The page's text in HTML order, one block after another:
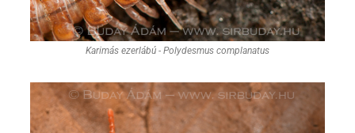
Karimás ezerlábú - Polydesmus complanatus